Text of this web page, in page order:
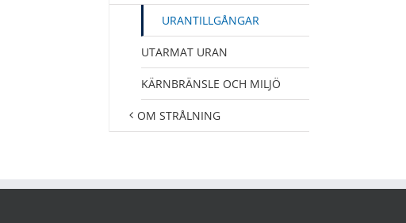
URANTILLGÅNGAR
UTARMAT URAN
KÄRNBRÄNSLE OCH MILJÖ
OM STRÅLNING